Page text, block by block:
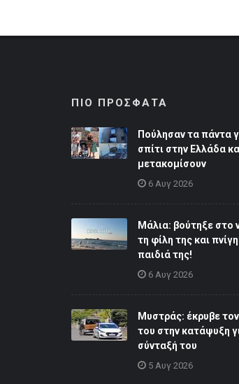
ΠΙΟ ΠΡΟΣΦΑΤΑ
Πούλησαν τα πάντα
σπίτι στην Ελλάδα
μετακομίσουν
6 Αυγ 2026
Μάλια: βούτηξε στο
τη φίλη της και
παιδιά της!
6 Αυγ 2026
Μυστράς: έκρυβε
του στην κατάψυξη
σύνταξή του
5 Αυγ 2026